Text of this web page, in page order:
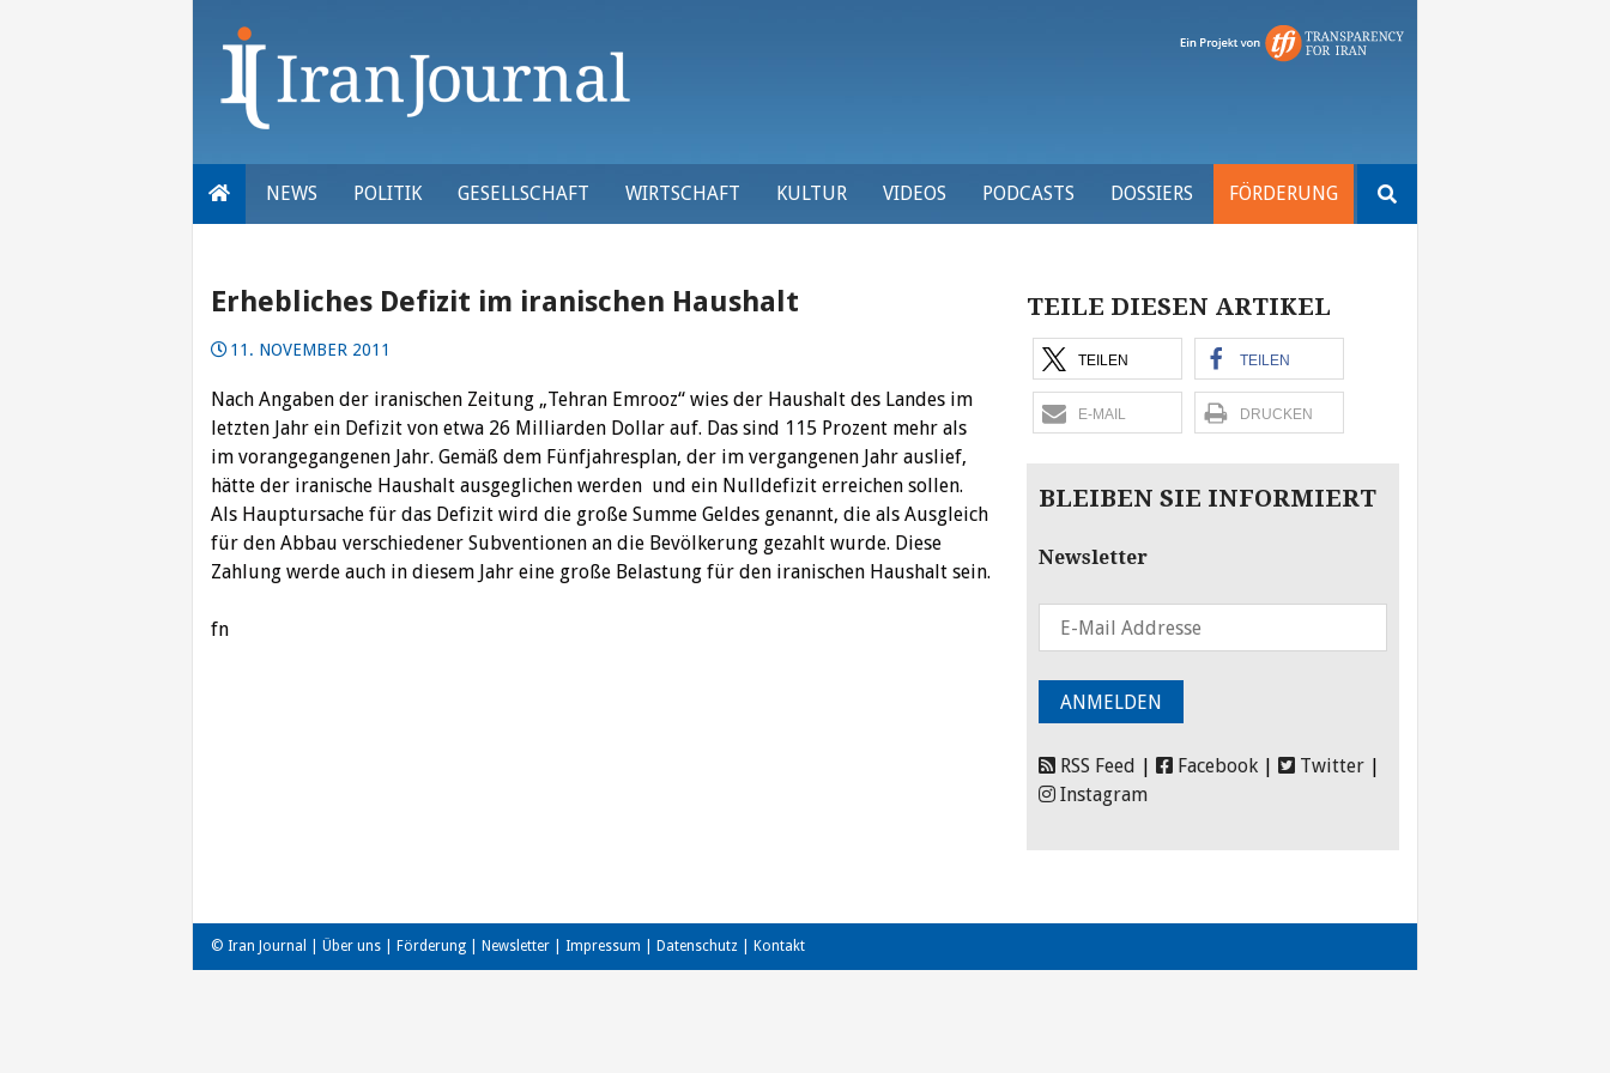
NEWS POLITIK GESELLSCHAFT WIRTSCHAFT KULTUR VIDEOS PODCASTS DOSSIERS FÖRDERUNG
nach:
Erhebliches Defizit im iranischen Haushalt
11. NOVEMBER 2011
Nach Angaben der iranischen Zeitung „Tehran Emrooz“ wies der Haushalt des Landes im
letzten Jahr ein Defizit von etwa 26 Milliarden Dollar auf. Das sind 115 Prozent mehr als
im vorangegangenen Jahr. Gemäß dem Fünfjahresplan, der im vergangenen Jahr auslief,
hätte der iranische Haushalt ausgeglichen werden und ein Nulldefizit erreichen sollen.
Als Hauptursache für das Defizit wird die große Summe Geldes genannt, die als Ausgleich
für den Abbau verschiedener Subventionen an die Bevölkerung gezahlt wurde. Diese
Zahlung werde auch in diesem Jahr eine große Belastung für den iranischen Haushalt sein.
fn
TEILE DIESEN ARTIKEL
TEILEN TEILEN
E-MAIL DRUCKEN
BLEIBEN SIE INFORMIERT
Newsletter
RSS Feed Facebook Twitter
Instagram
© Iran Journal | Über uns Förderung Newsletter Impressum Datenschutz Kontakt